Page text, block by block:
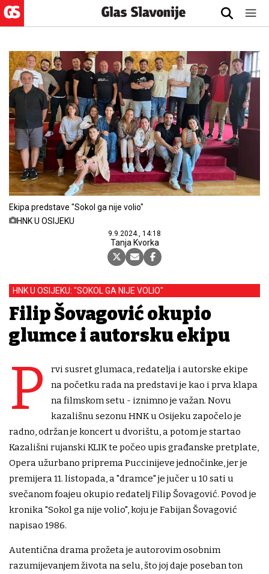
Ekipa predstave "Sokol ga nije volio"
HNK U OSIJEKU
9.9.2024., 14:18
Tanja Kvorka
HNK U OSIJEKU: "SOKOL GA NIJE VOLIO"
Filip Šovagović okupio
glumce i autorsku ekipu
P
rvi susret glumaca, redatelja i autorske ekipe
na početku rada na predstavi je kao i prva klapa
na filmskom setu - iznimno je važan. Novu
kazališnu sezonu HNK u Osijeku započelo je
radno, održan je koncert u dvorištu, a potom je startao
Kazališni rujanski KLIK te počeo upis građanske pretplate,
Opera užurbano priprema Puccinijeve jednočinke, jer je
premijera 11. listopada, a "dramce" je jučer u 10 sati u
svečanom foajeu okupio redatelj Filip Šovagović. Povod je
kronika "Sokol ga nije volio", koju je Fabijan Šovagović
napisao 1986.
Autentična drama prožeta je autorovim osobnim
razumijevanjem života na selu, što joj daje poseban ton